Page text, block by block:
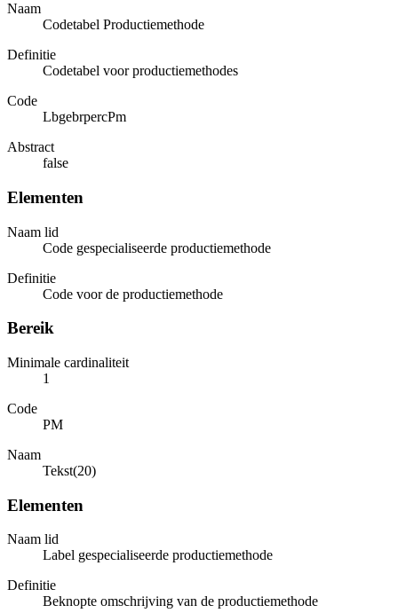
Naam
Codetabel Productiemethode
Definitie
Codetabel voor productiemethodes
Code
LbgebrpercPm
Abstract
false
Elementen
Naam lid
Code gespecialiseerde productiemethode
Definitie
Code voor de productiemethode
Bereik
Minimale cardinaliteit
1
Code
PM
Naam
Tekst(20)
Elementen
Naam lid
Label gespecialiseerde productiemethode
Definitie
Beknopte omschrijving van de productiemethode